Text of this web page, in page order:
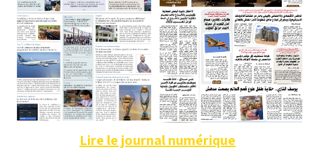
Lire le journal numérique